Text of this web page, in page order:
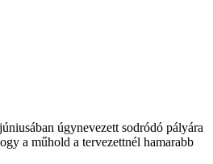
úgynevezett sodródó pályára
a műhold a tervezettnél hamarabb